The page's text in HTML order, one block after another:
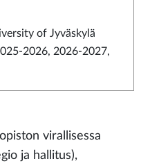
of Jyväskylä
2026, 2026-2027,
virallisessa
ja hallitus),